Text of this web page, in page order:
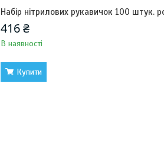
Набір нітрилових рукавичок 100 штук.
416 ₴
В наявності
Купити